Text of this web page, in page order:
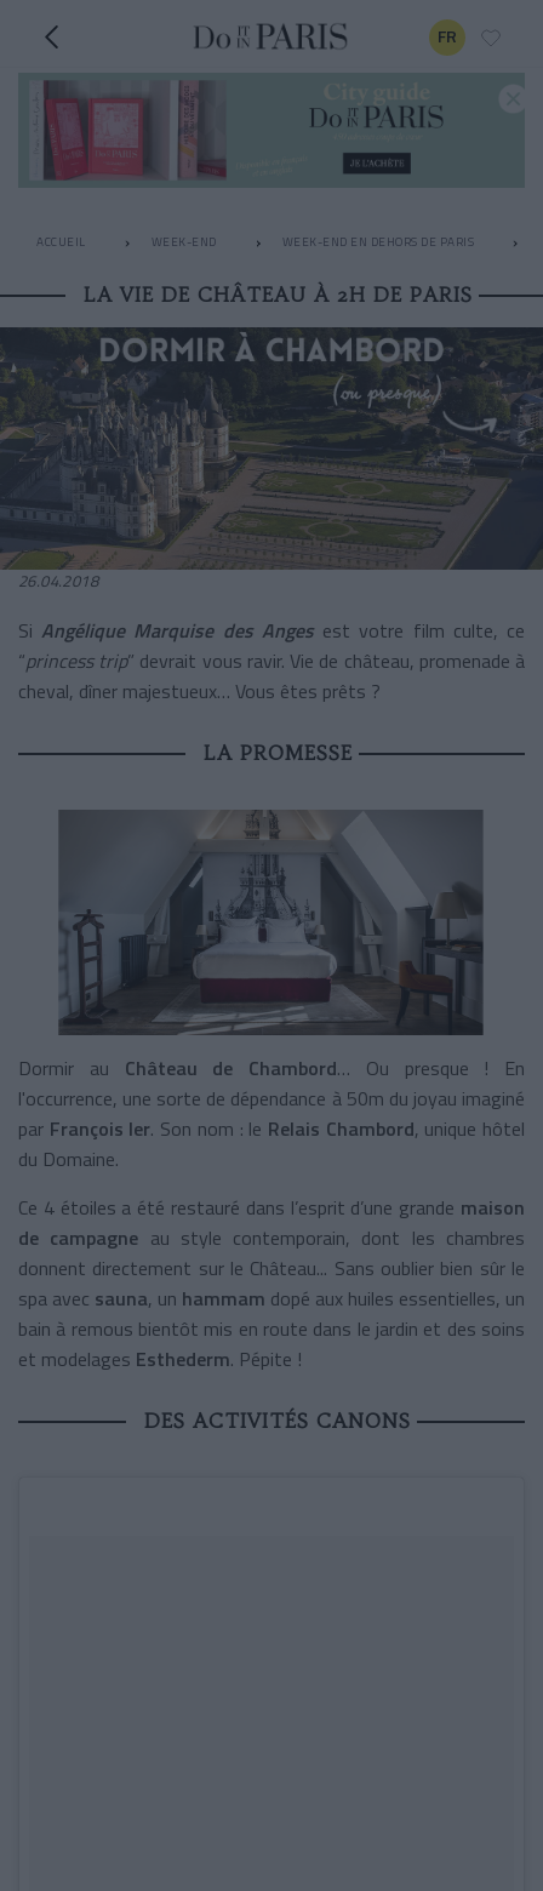
FR
ACCUEIL WEEK-END WEEK-END EN DEHORS DE PARIS
LA VIE DE CHÂTEAU À 2H DE PARIS
26.04.2018
Si Angélique Marquise des Angesest votre film culte, ce
“princess trip” devrait vous ravir. Vie de château, promenade à
cheval, dîner majestueux… Vous êtes prêts ?
LA PROMESSE
Dormir au Château de Chambord… Ou presque ! En
l'occurrence, une sorte de dépendance à 50m du joyau imaginé
par François Ier. Son nom : le Relais Chambord, unique hôtel
du Domaine.
Ce 4 étoiles a été restauré dans l’esprit d’une grande maison
de campagne au style contemporain, dont les chambres
donnent directement sur le Château... Sans oublier bien sûr le
spa avec sauna, un hammam dopé aux huiles essentielles, un
bain à remous bientôt mis en route dans le jardin et des soins
et modelages Esthederm. Pépite !
DES ACTIVITÉS CANONS